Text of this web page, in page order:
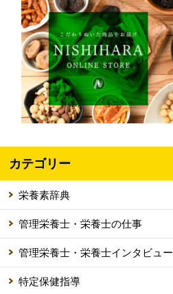
カテゴリー
栄養素辞典
管理栄養士・栄養士の仕事
管理栄養士・栄養士インタビュー
特定保健指導